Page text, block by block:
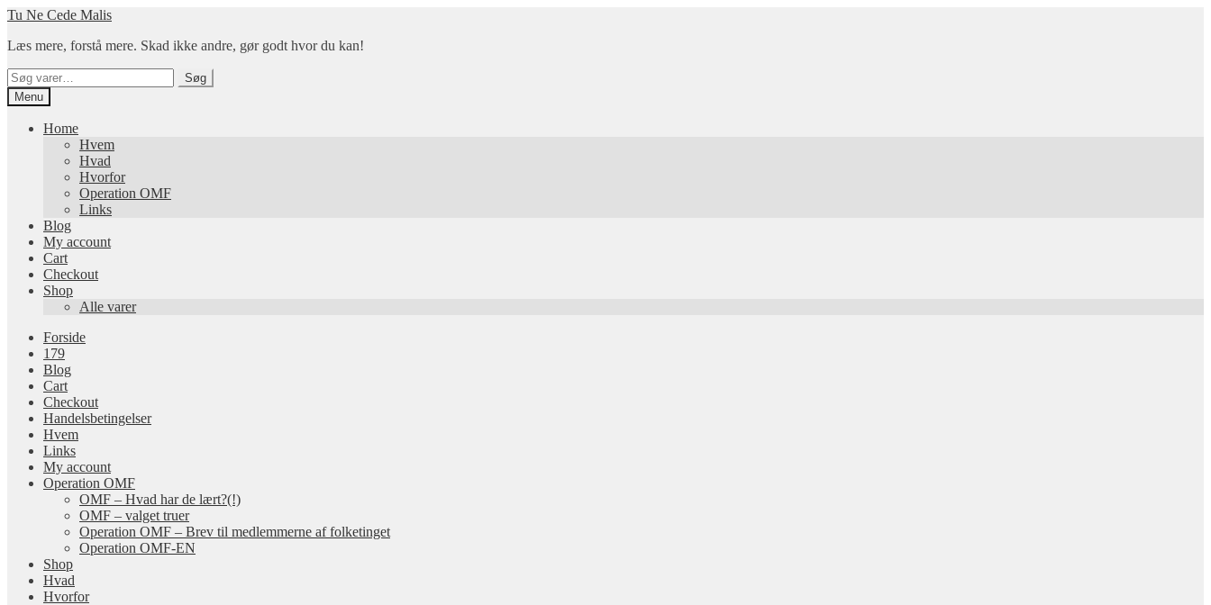
Spring
navigation
Spring
indhold
Tu Ne Cede Malis
Læs mere, forstå mere. Skad ikke andre, gør godt hvor du kan!
Søg
efter:
Søg
Menu
Home
Hvem
Hvad
Hvorfor
Operation OMF
Links
Blog
My account
Cart
Checkout
Shop
Alle varer
Forside
179
Blog
Cart
Checkout
Handelsbetingelser
Hvem
Links
My account
Operation OMF
OMF – Hvad har de lært?(!)
OMF – valget truer
Operation OMF – Brev til medlemmerne af folketinget
Operation OMF-EN
Shop
Hvad
Hvorfor